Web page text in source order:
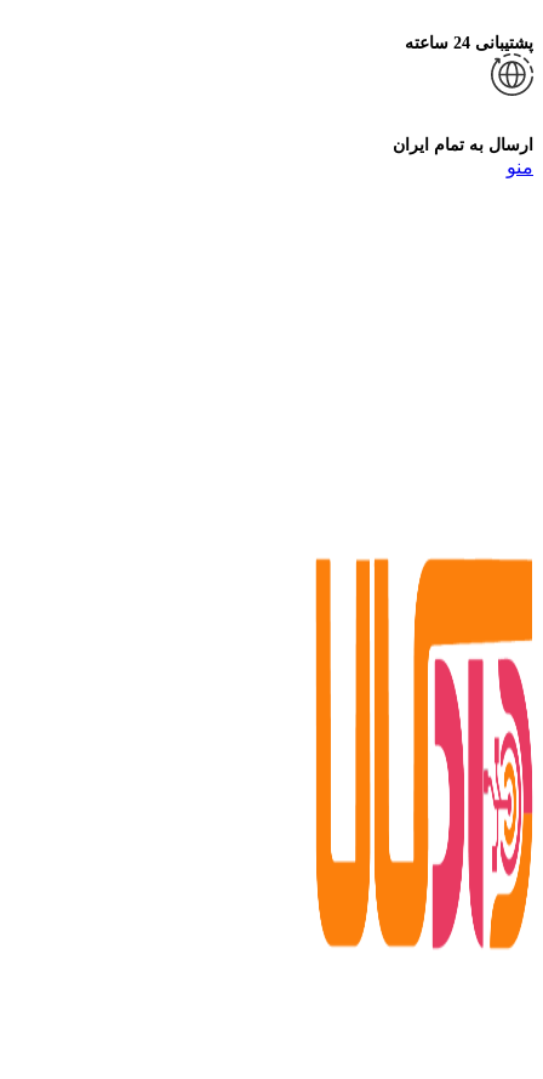
پشتیبانی 24 ساعته
ارسال به تمام ایران
منو